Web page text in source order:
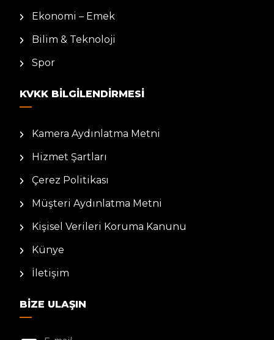
Ekonomi – Emek
Bilim & Teknoloji
Spor
KVKK BILGILENDIRMESI
Kamera Aydınlatma Metni
Hizmet Şartları
Çerez Politikası
Müşteri Aydınlatma Metni
Kişisel Verileri Koruma Kanunu
Künye
İletişim
BIZE ULAŞIN